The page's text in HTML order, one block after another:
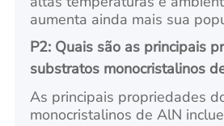
aumenta ainda mais sua
P2: Quais são as principais
substratos monocristalinos
As principais propriedades
monocristalinos de AlN